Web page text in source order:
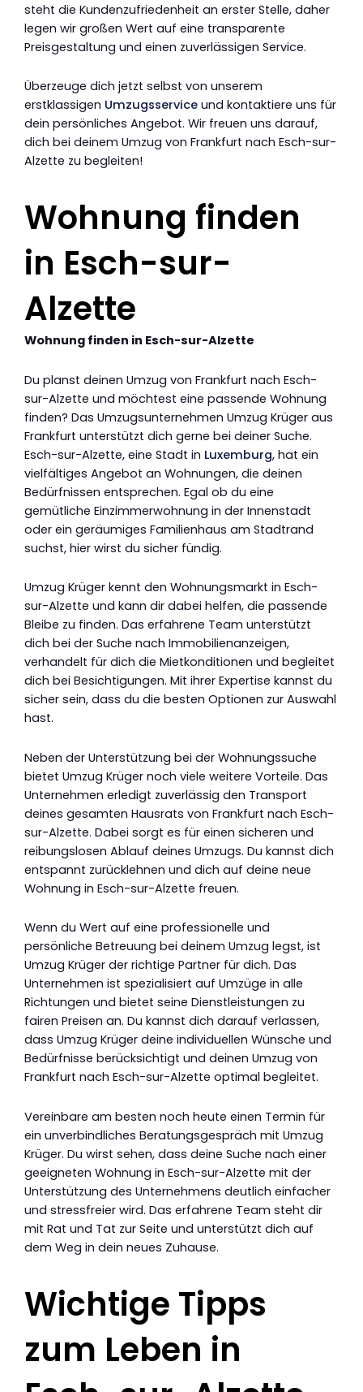
steht die Kundenzufriedenheit an erster Stelle, daher
legen wir großen Wert auf eine transparente
Preisgestaltung und einen zuverlässigen Service.
Überzeuge dich jetzt selbst von unserem
erstklassigen Umzugsservice und kontaktiere uns für
dein persönliches Angebot. Wir freuen uns darauf,
dich bei deinem Umzug von Frankfurt nach Esch-sur-
Alzette zu begleiten!
Wohnung finden
in Esch-sur-
Alzette
Wohnung finden in Esch-sur-Alzette
Du planst deinen Umzug von Frankfurt nach Esch-
sur-Alzette und möchtest eine passende Wohnung
finden? Das Umzugsunternehmen Umzug Krüger aus
Frankfurt unterstützt dich gerne bei deiner Suche.
Esch-sur-Alzette, eine Stadt in Luxemburg, hat ein
vielfältiges Angebot an Wohnungen, die deinen
Bedürfnissen entsprechen. Egal ob du eine
gemütliche Einzimmerwohnung in der Innenstadt
oder ein geräumiges Familienhaus am Stadtrand
suchst, hier wirst du sicher fündig.
Umzug Krüger kennt den Wohnungsmarkt in Esch-
sur-Alzette und kann dir dabei helfen, die passende
Bleibe zu finden. Das erfahrene Team unterstützt
dich bei der Suche nach Immobilienanzeigen,
verhandelt für dich die Mietkonditionen und begleitet
dich bei Besichtigungen. Mit ihrer Expertise kannst du
sicher sein, dass du die besten Optionen zur Auswahl
hast.
Neben der Unterstützung bei der Wohnungssuche
bietet Umzug Krüger noch viele weitere Vorteile. Das
Unternehmen erledigt zuverlässig den Transport
deines gesamten Hausrats von Frankfurt nach Esch-
sur-Alzette. Dabei sorgt es für einen sicheren und
reibungslosen Ablauf deines Umzugs. Du kannst dich
entspannt zurücklehnen und dich auf deine neue
Wohnung in Esch-sur-Alzette freuen.
Wenn du Wert auf eine professionelle und
persönliche Betreuung bei deinem Umzug legst, ist
Umzug Krüger der richtige Partner für dich. Das
Unternehmen ist spezialisiert auf Umzüge in alle
Richtungen und bietet seine Dienstleistungen zu
fairen Preisen an. Du kannst dich darauf verlassen,
dass Umzug Krüger deine individuellen Wünsche und
Bedürfnisse berücksichtigt und deinen Umzug von
Frankfurt nach Esch-sur-Alzette optimal begleitet.
Vereinbare am besten noch heute einen Termin für
ein unverbindliches Beratungsgespräch mit Umzug
Krüger. Du wirst sehen, dass deine Suche nach einer
geeigneten Wohnung in Esch-sur-Alzette mit der
Unterstützung des Unternehmens deutlich einfacher
und stressfreier wird. Das erfahrene Team steht dir
mit Rat und Tat zur Seite und unterstützt dich auf
dem Weg in dein neues Zuhause.
Wichtige Tipps
zum Leben in